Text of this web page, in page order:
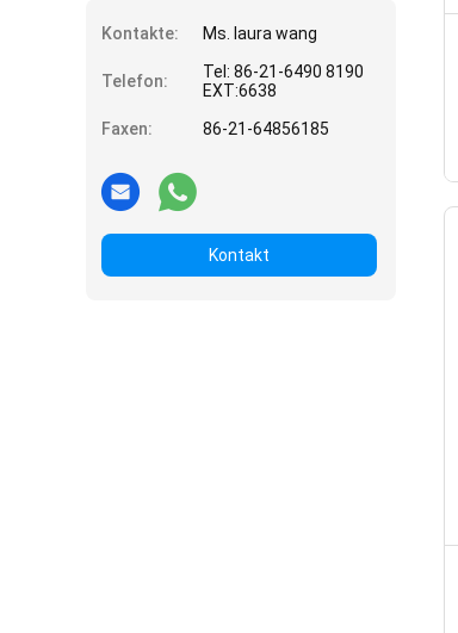
Kontakte: Ms. laura wang
Telefon:
Tel: 86-21-6490 8190
EXT:6638
Faxen:
86-21-64856185
Kontakt